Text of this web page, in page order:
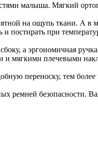
малыша. Мягкий
на ощупь ткани. А в
постирать при
а эргономичная
и мягкими плечевыми
переноску, тем
ремней безопасности.